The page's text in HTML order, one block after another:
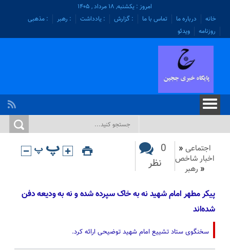
امروز : یکشنبه, ۱۸ مرداد , ۱۴۰۵
خانه
درباره ما تماس با ما : گزارش : یادداشت : رهبر
: مذهبی
روزنامه
ویدئو
اجتماعی «
اخبار شاخص
« رهبر
0
نظر
پیکر مطهر امام شهید نه به خاک سپرده شده و نه به ودیعه دفن
شده‌اند
سخنگوی ستاد تشییع امام شهید توضیحی ارائه کرد.